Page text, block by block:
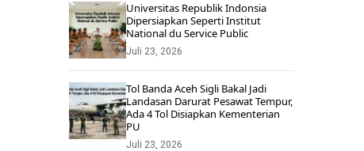
Universitas Republik Indonsia
Dipersiapkan Seperti Institut
National du Service Public
Juli 23, 2026
Tol Banda Aceh Sigli Bakal Jadi
Landasan Darurat Pesawat Tempur,
Ada 4 Tol Disiapkan Kementerian
PU
Juli 23, 2026